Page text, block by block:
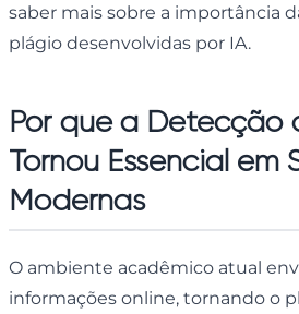
saber mais sobre a importância
plágio desenvolvidas por IA.
Por que a Detecção
Tornou Essencial em
Modernas
O ambiente acadêmico atual
informações online, tornando o